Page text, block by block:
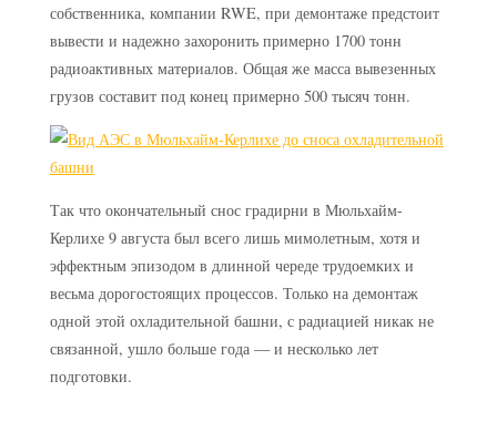
собственника, компании RWE, при демонтаже предстоит
вывести и надежно захоронить примерно 1700 тонн
радиоактивных материалов. Общая же масса вывезенных
грузов составит под конец примерно 500 тысяч тонн.
Так что окончательный снос градирни в Мюльхайм-
Керлихе 9 августа был всего лишь мимолетным, хотя и
эффектным эпизодом в длинной череде трудоемких и
весьма дорогостоящих процессов. Только на демонтаж
одной этой охладительной башни, с радиацией никак не
связанной, ушло больше года — и несколько лет
подготовки.